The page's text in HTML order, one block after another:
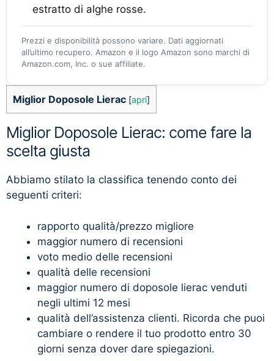
estratto di alghe rosse.
Prezzi e disponibilità possono variare. Dati aggiornati
all’ultimo recupero. Amazon e il logo Amazon sono marchi di
Amazon.com, Inc. o sue affiliate.
Miglior Doposole Lierac [apri]
Miglior Doposole Lierac: come fare la
scelta giusta
Abbiamo stilato la classifica tenendo conto dei
seguenti criteri:
rapporto qualità/prezzo migliore
maggior numero di recensioni
voto medio delle recensioni
qualità delle recensioni
maggior numero di doposole lierac venduti
negli ultimi 12 mesi
qualità dell’assistenza clienti. Ricorda che puoi
cambiare o rendere il tuo prodotto entro 30
giorni senza dover dare spiegazioni.